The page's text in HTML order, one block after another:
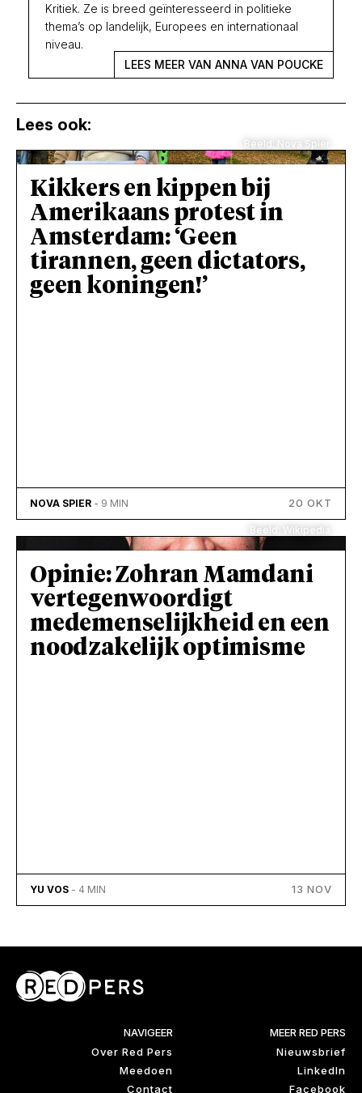
Kritiek. Ze is breed geïnteresseerd in politieke
thema’s op landelijk, Europees en internationaal
niveau.
LEES MEER VAN ANNA VAN POUCKE
Lees ook:
Beeld: Nova Spier
Kikkers en kippen bij
Amerikaans protest in
Amsterdam: ‘Geen
tirannen, geen dictators,
geen koningen!’
NOVA SPIER - 9 MIN 20 OKT
Beeld: Wikipedia
Opinie: Zohran Mamdani
vertegenwoordigt
medemenselijkheid en een
noodzakelijk optimisme
YU VOS - 4 MIN 13 NOV
NAVIGEER
Over Red Pers
Meedoen
Contact
MEER RED PERS
Nieuwsbrief
LinkedIn
Facebook